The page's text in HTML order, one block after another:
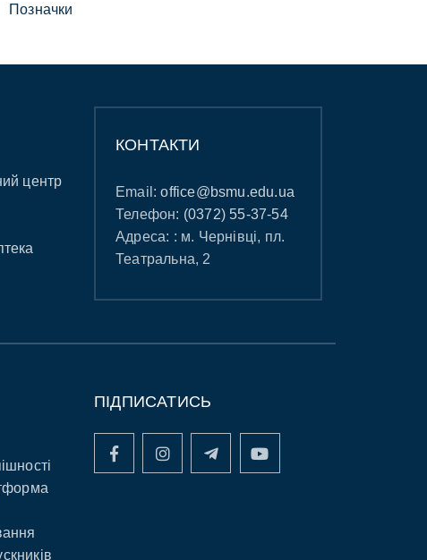
Позначки
центр
КОНТАКТИ
Email:office@bsmu.edu.ua
Телефон: (0372) 55-37-54
Адреса: : м. Чернівці, пл.
Театральна, 2
ПІДПИСАТИСЬ